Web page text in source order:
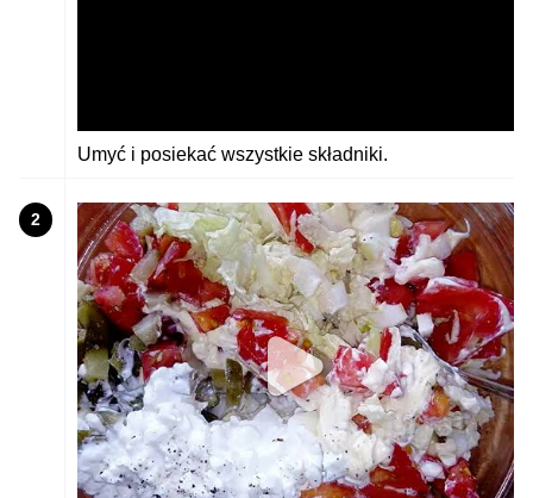
Umyć i posiekać wszystkie składniki.
2